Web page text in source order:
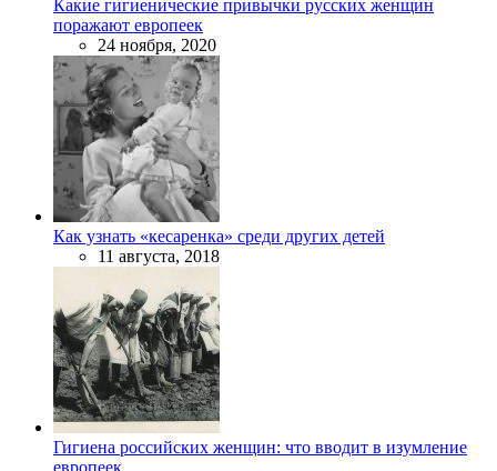
Какие гигиенические привычки русских женщин
поражают европеек
24 ноября, 2020
Как узнать «кесаренка» среди других детей
11 августа, 2018
Гигиена российских женщин: что вводит в изумление
европеек